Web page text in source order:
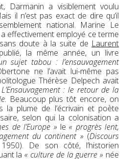
Darmanin a visiblement voulu
il n’est pas exact de dire qu’il
national. Marine Le
effectivement employé ce terme
doute à la suite de Laurent
la même année, un livre
sujet tabou : l’ensauvagement
ne l’avait lui-même pas
Thérèse Delpech avait
L’Ensauvagement : le retour de la
. Beaucoup plus tôt encore, on
la plume de l’écrivain et poète
selon qui la colonisation a
de l’Europe » le« progrès lent,
du continent » (Discours
De son côté, l’historien
la« culture de la guerre » née